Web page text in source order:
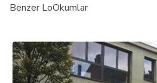
Benzer LoOkumlar